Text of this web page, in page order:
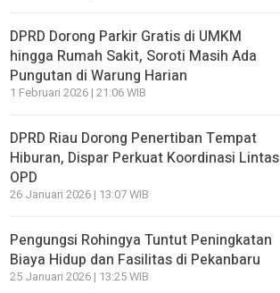
DPRD Dorong Parkir Gratis di UMKM
hingga Rumah Sakit, Soroti Masih Ada
Pungutan di Warung Harian
1 Februari 2026 | 21:06 WIB
DPRD Riau Dorong Penertiban Tempat
Hiburan, Dispar Perkuat Koordinasi Lintas
OPD
26 Januari 2026 | 13:07 WIB
Pengungsi Rohingya Tuntut Peningkatan
Biaya Hidup dan Fasilitas di Pekanbaru
25 Januari 2026 | 13:25 WIB